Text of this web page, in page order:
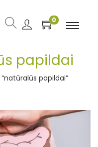
0
papildai
papildai”